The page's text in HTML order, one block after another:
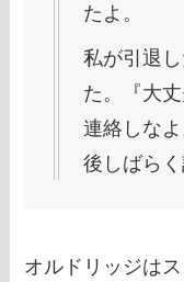
たよ。
私が引退
た。『大
連絡しな
後しばらく
オルドリッジは